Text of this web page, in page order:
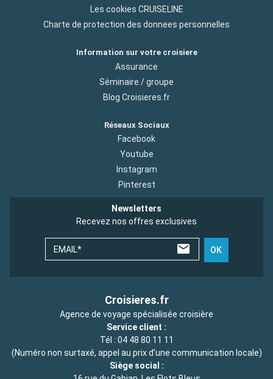
Les cookies CRUISELINE
Charte de protection des donnees personnelles
Information sur votre croisiere
Assurance
Séminaire / groupe
Blog Croisieres.fr
Réseaux Sociaux
Facebook
Youtube
Instagram
Pinterest
Newsletters
Recevez nos offres exclusives
EMAIL* OK
Croisieres.fr
Agence de voyage spécialisée croisière
Service client :
Tél : 04 48 80 11 11
(Numéro non surtaxé, appel au prix d'une communication locale)
Siège social :